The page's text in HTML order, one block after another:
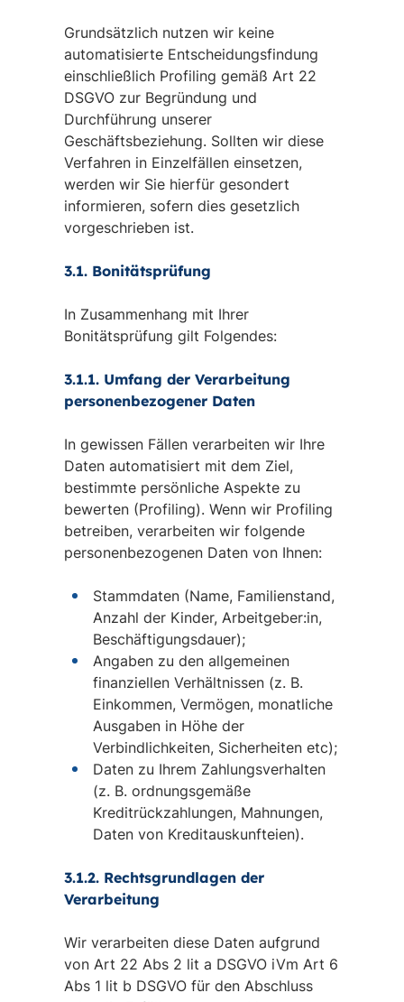
Grundsätzlich nutzen wir keine
automatisierte Entscheidungsfindung
einschließlich Profiling gemäß Art 22
DSGVO zur Begründung und
Durchführung unserer
Geschäftsbeziehung. Sollten wir diese
Verfahren in Einzelfällen einsetzen,
werden wir Sie hierfür gesondert
informieren, sofern dies gesetzlich
vorgeschrieben ist.
3.1. Bonitätsprüfung
In Zusammenhang mit Ihrer
Bonitätsprüfung gilt Folgendes:
3.1.1. Umfang der Verarbeitung
personenbezogener Daten
In gewissen Fällen verarbeiten wir Ihre
Daten automatisiert mit dem Ziel,
bestimmte persönliche Aspekte zu
bewerten (Profiling). Wenn wir Profiling
betreiben, verarbeiten wir folgende
personenbezogenen Daten von Ihnen:
Stammdaten (Name, Familienstand,
Anzahl der Kinder, Arbeitgeber:in,
Beschäftigungsdauer);
Angaben zu den allgemeinen
finanziellen Verhältnissen (z. B.
Einkommen, Vermögen, monatliche
Ausgaben in Höhe der
Verbindlichkeiten, Sicherheiten etc);
Daten zu Ihrem Zahlungsverhalten
(z. B. ordnungsgemäße
Kreditrückzahlungen, Mahnungen,
Daten von Kreditauskunfteien).
3.1.2. Rechtsgrundlagen der
Verarbeitung
Wir verarbeiten diese Daten aufgrund
von Art 22 Abs 2 lit a DSGVO iVm Art 6
Abs 1 lit b DSGVO für den Abschluss